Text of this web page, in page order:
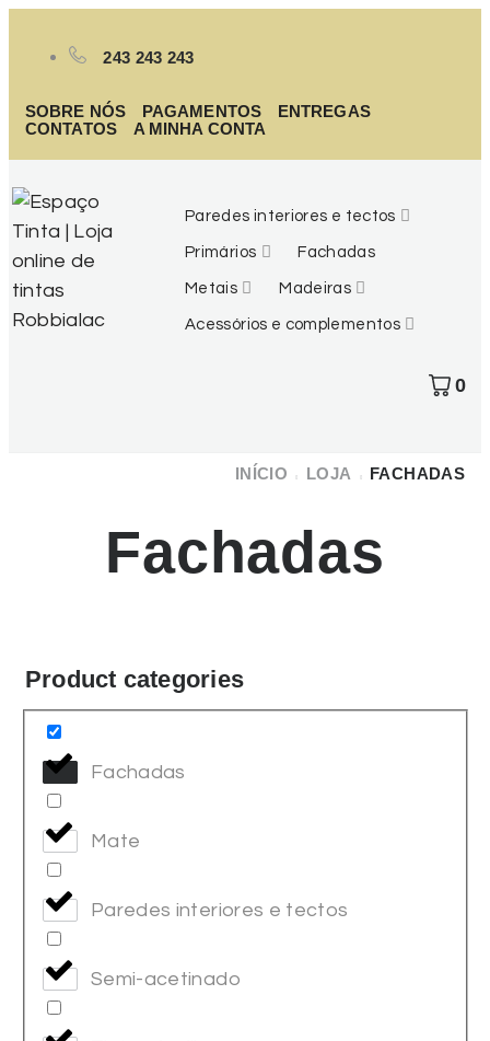
243 243 243
SOBRE NÓS PAGAMENTOS
ENTREGAS
CONTATOS
A MINHA CONTA
Paredes interiores e tectos
Primários Fachadas
Metais Madeiras
Acessórios e complementos
0
INÍCIO LOJA FACHADAS
Fachadas
Product categories
Fachadas
Mate
Paredes interiores e tectos
Semi-acetinado